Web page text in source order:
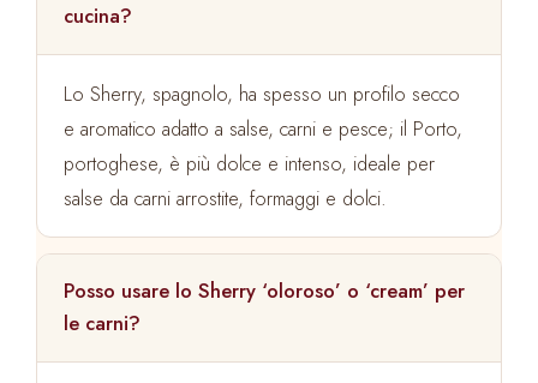
cucina?
Lo Sherry, spagnolo, ha spesso un profilo secco
e aromatico adatto a salse, carni e pesce; il Porto,
portoghese, è più dolce e intenso, ideale per
salse da carni arrostite, formaggi e dolci.
Posso usare lo Sherry ‘oloroso’ o ‘cream’ per
le carni?